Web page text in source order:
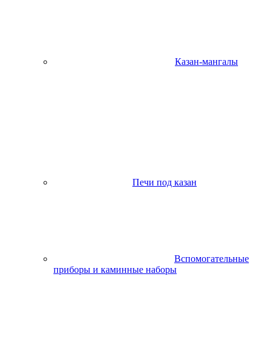
Казан-мангалы
Печи под казан
Вспомогательные
приборы и каминные наборы